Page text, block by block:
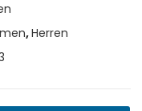
,Herren